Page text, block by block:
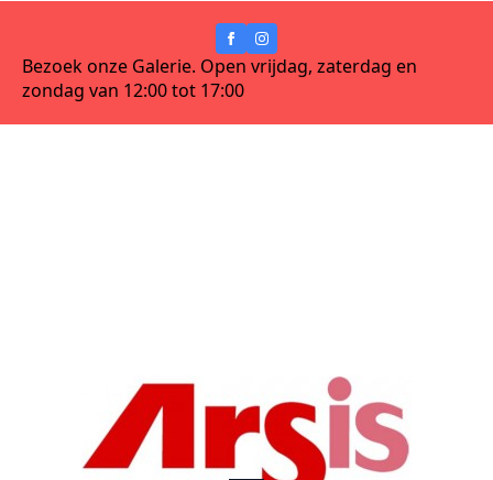
Bezoek onze Galerie. Open vrijdag, zaterdag en
zondag van 12:00 tot 17:00